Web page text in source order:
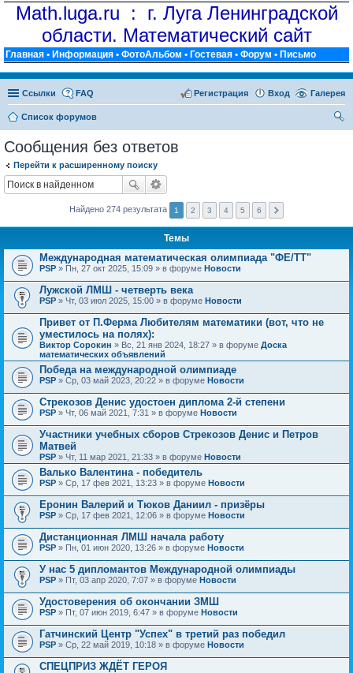
Math.luga.ru : г. Луга Ленинградской
области. Математический сайт
Главная • Информация • ФотоАльбом • Гостевая • Форум • Письмо
Ссылки Галерея
FAQ Вход
Регистрация
Список форумов
Сообщения без ответов
Перейти к расширенному поиску
Найдено 274 результата 1 2 3 4 5 6
Темы
Международная математическая олимпиада "ФЕ/ТТ"
PSP » Пн, 27 окт 2025, 15:09 » в форуме Новости
Лужской ЛМШ - четверть века
PSP » Чт, 03 июл 2025, 15:00 » в форуме Новости
Привет от П.Ферма Любителям математики (вот, что не
уместилось на полях):
Виктор Сорокин » Вс, 21 янв 2024, 18:27 » в форуме Доска
математических объявлений
Победа на международной олимпиаде
PSP » Ср, 03 май 2023, 20:22 » в форуме Новости
Стрекозов Денис удостоен диплома 2-й степени
PSP » Чт, 06 май 2021, 7:31 » в форуме Новости
Участники учебных сборов Стрекозов Денис и Петров
Матвей
PSP » Чт, 11 мар 2021, 21:33 » в форуме Новости
Валько Валентина - победитель
PSP » Ср, 17 фев 2021, 13:23 » в форуме Новости
Еронин Валерий и Тюков Даниил - призёры
PSP » Ср, 17 фев 2021, 12:06 » в форуме Новости
Дистанционная ЛМШ начала работу
PSP » Пн, 01 июн 2020, 13:26 » в форуме Новости
У нас 5 дипломантов Международной олимпиады
PSP » Пт, 03 апр 2020, 7:07 » в форуме Новости
Удостоверения об окончании ЗМШ
PSP » Пт, 07 июн 2019, 6:47 » в форуме Новости
Гатчинский Центр "Успех" в третий раз победил
PSP » Ср, 22 май 2019, 10:18 » в форуме Новости
СПЕЦПРИЗ ЖДЁТ ГЕРОЯ